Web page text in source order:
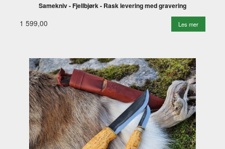
Samekniv - Fjellbjørk - Rask levering med gravering
1 599,00 Les mer